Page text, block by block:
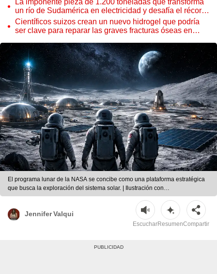
un río de Sudamérica en electricidad y desafía el récord
mundial de China
Científicos suizos crean un nuevo hidrogel que podría
ser clave para reparar las graves fracturas óseas en
El programa lunar de la NASA se concibe como una plataforma estratégica
que busca la exploración del sistema solar. | Ilustración con
IA/ChatGPT/NASA
Jennifer Valqui
EscucharResumenCompartir